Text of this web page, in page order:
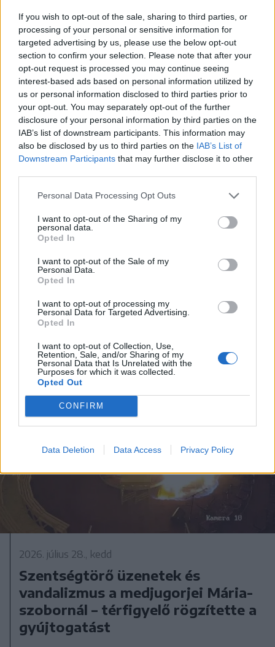
If you wish to opt-out of the sale, sharing to third parties, or
processing of your personal or sensitive information for
targeted advertising by us, please use the below opt-out
section to confirm your selection. Please note that after your
opt-out request is processed you may continue seeing
interest-based ads based on personal information utilized by
us or personal information disclosed to third parties prior to
your opt-out. You may separately opt-out of the further
disclosure of your personal information by third parties on the
IAB’s list of downstream participants. This information may
also be disclosed by us to third parties on the IAB’s List of
Downstream Participants that may further disclose it to other
Personal Data Processing Opt Outs
I want to opt-out of the Sharing of my
personal data.
Opted In
I want to opt-out of the Sale of my
Personal Data.
Opted In
I want to opt-out of processing my
Personal Data for Targeted Advertising.
Opted In
I want to opt-out of Collection, Use,
Retention, Sale, and/or Sharing of my
Personal Data that Is Unrelated with the
Purposes for which it was collected.
Opted Out
CONFIRM
Data Deletion Data Access Privacy Policy
Migrációs válság Ceutában: több
tízezer határsértő jutott be a
spanyol városba Marokkó felől
2026. július 28., kedd
Szentségtörő üzenetek és
vandalizmus a medjugorjei Mária-
szobornál – térfigyelő rögzítette a
gyújtogatást